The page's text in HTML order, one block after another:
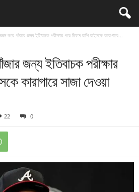
করে গাঁজার জন্য ইতিবাচক পরীক্ষার পরে চিফস রাশি রাইসকে কারাগারে...
জন্য ইতিবাচক পরীক্ষার
কারাগারে সাজা দেওয়া
22 0